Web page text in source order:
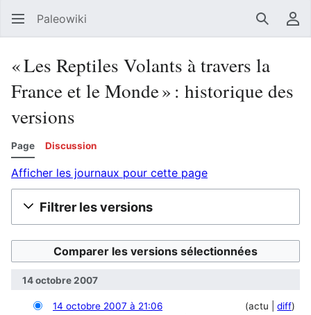
Paleowiki
« Les Reptiles Volants à travers la
France et le Monde » : historique des
versions
Page Discussion
Afficher les journaux pour cette page
Filtrer les versions
14 octobre 2007
actu diff
14 octobre 2007 à 21:06